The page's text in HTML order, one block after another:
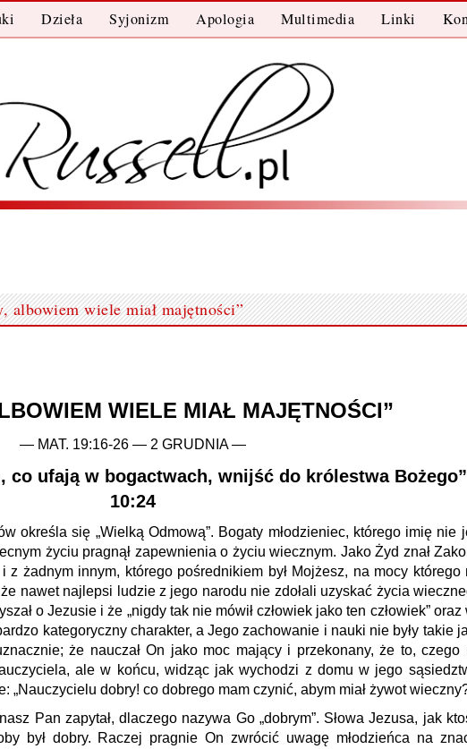
Dzieła Syjonizm Apologia Multimedia Linki
albowiem wiele miał majętności”
WIELE MIAŁ MAJĘTNOŚCI”
— MAT. 19:16-26 — 2 GRUDNIA —
ufają w bogactwach, wnijść do królestwa
10:24
określa się „Wielką Odmową”. Bogaty młodzieniec, którego imię nie
życiu pragnął zapewnienia o życiu wiecznym. Jako Żyd znał
z żadnym innym, którego pośrednikiem był Mojżesz, na mocy którego
nawet najlepsi ludzie z jego narodu nie zdołali uzyskać życia
o Jezusie i że „nigdy tak nie mówił człowiek jako ten człowiek” oraz
kategoryczny charakter, a Jego zachowanie i nauki nie były takie
że nauczał On jako moc mający i przekonany, że to, czego
ale w końcu, widząc jak wychodzi z domu w jego
„Nauczycielu dobry! co dobrego mam czynić, abym miał żywot
Pan zapytał, dlaczego nazywa Go „dobrym”. Słowa Jezusa, jak
był dobry. Raczej pragnie On zwrócić uwagę młodzieńca na